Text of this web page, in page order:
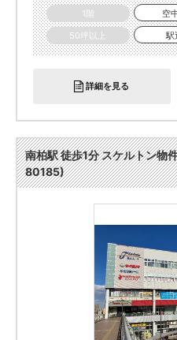
1階
空
50坪以上
駅
詳細を見る
南柏駅 徒歩1分 スケルトン物
80185)